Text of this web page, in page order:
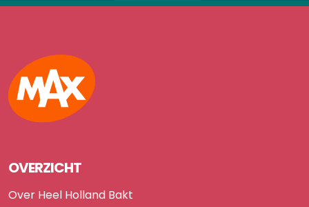
Max
OVERZICHT
Over Heel Holland Bakt